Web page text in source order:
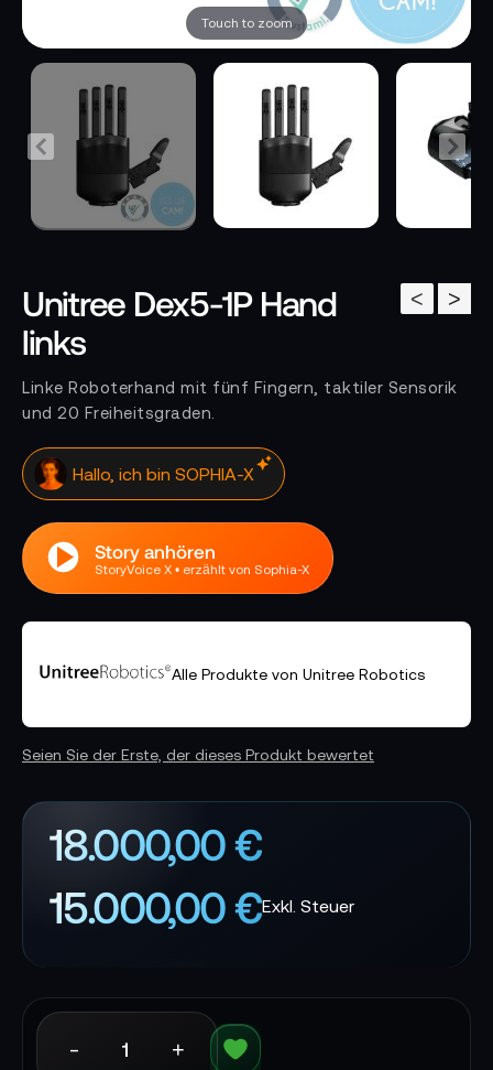
Touch to zoom
>
<
Unitree Dex5-1P Hand
links
Linke Roboterhand mit fünf Fingern, taktiler Sensorik
und 20 Freiheitsgraden.
Hallo, ich bin SOPHIA-X
Story anhören
StoryVoice X • erzählt von Sophia-X
Alle Produkte von Unitree Robotics
Seien Sie der Erste, der dieses Produkt bewertet
18.000,00 €
15.000,00 €
- +